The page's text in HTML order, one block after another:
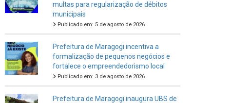
multas para regularização de débitos
municipais
Publicado em: 5 de agosto de 2026
Prefeitura de Maragogi incentiva a
formalização de pequenos negócios e
fortalece o empreendedorismo local
Publicado em: 3 de agosto de 2026
Prefeitura de Maragogi inaugura UBS de